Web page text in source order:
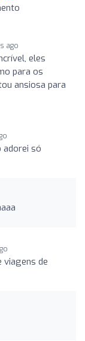
ago
eles
para os
ansiosa para
adorei só
viagens de